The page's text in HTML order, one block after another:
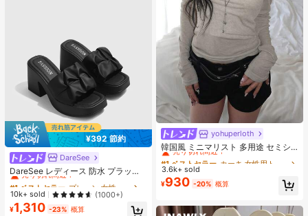
¥392 節約
DareSee
DareSee レディース 防水 プラット
フォーム 厚底サンダル オープントゥ
スリッポンシューズ 夏新作 チャンキ
ーハイヒール Y2Kスタイル 通学向け
#1 ベストセラー
売り切れ間近！
#1 ベストセラー
売り切れ間近！
#1 ベストセラー
売り切れ間近！
#1 ベストセラー
10k+ sold (1000+)
¥1,310 -23% 概算
yohuperloth
韓国風 ミニマリスト 多用途 セミシ
アー Vネック 長袖Tシャツ カジュア
ル
#1 ベストセラー
売り切れ間近！
#1 ベストセラー
売り切れ間近！
#1 ベストセラー
売り切れ間近！
#1 ベストセラー
3.6k+ sold
¥930 -20% 概算